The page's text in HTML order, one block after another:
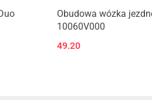
Obudowa wózka
10060V000
49.20